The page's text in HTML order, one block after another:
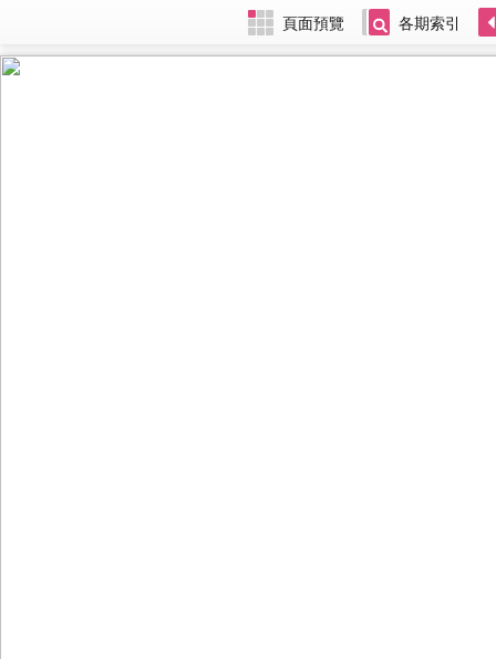
頁面預覽 各期索引